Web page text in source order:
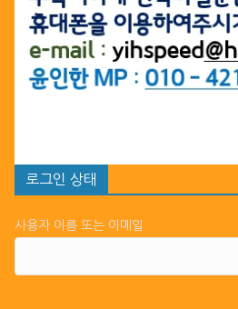
로그인 상태
사용자 이름 또는 이메일